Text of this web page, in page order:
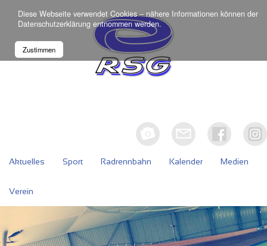
Diese Webseite verwendet Cookies – nähere Informationen können der
Datenschutzerklärung entnommen werden.
Zustimmen
Aktuelles Sport Radrennbahn Kalender Medien
Verein